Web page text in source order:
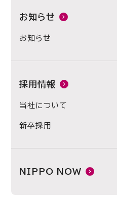
お知らせ
お知らせ
採用情報
当社について
新卒採用
NIPPO NOW